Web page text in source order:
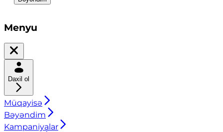
Menyu
Daxil ol
Müqayisə
Bəyəndim
Kampaniyalar